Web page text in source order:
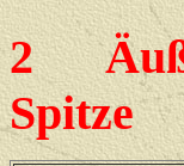
2
Spitze